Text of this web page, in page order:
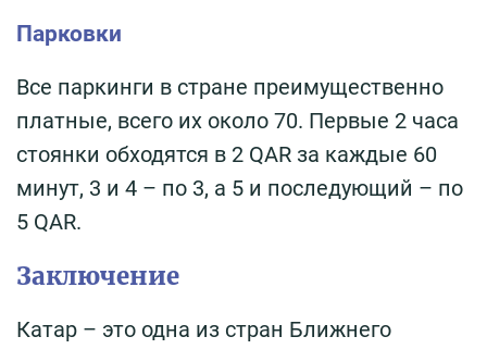
Парковки
Все паркинги в стране преимущественно
платные, всего их около 70. Первые 2 часа
стоянки обходятся в 2 QAR за каждые 60
минут, 3 и 4 – по 3, а 5 и последующий – по
5 QAR.
Заключение
Катар – это одна из стран Ближнего